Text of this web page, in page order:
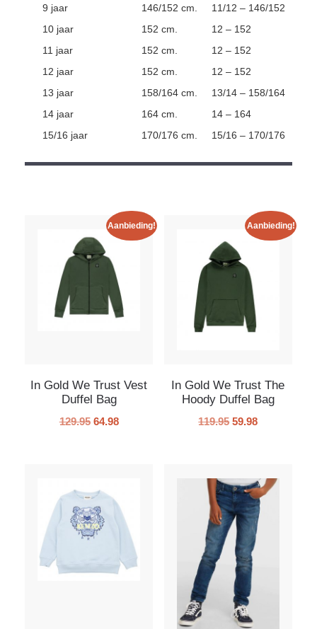
9 jaar 146/152 cm.
11/12 – 146/152
10 jaar
152 cm.
12 – 152
11 jaar
152 cm.
12 – 152
12 jaar
152 cm.
12 – 152
13 jaar
158/164 cm.
13/14 – 158/164
14 jaar
164 cm.
14 – 164
15/16 jaar
170/176 cm. 15/16 – 170/176
Aanbieding!
In Gold We Trust Vest
Duffel Bag
129.95 64.98
Aanbieding!
In Gold We Trust The
Hoody Duffel Bag
119.95 59.98